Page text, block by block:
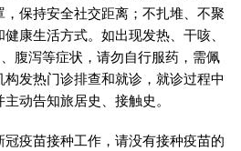
保持安全社交距离；不扎堆、不聚
康生活方式。如出现发热、干咳、
腹泻等症状，请勿自行服药，需佩
发热门诊排查和就诊，就诊过程中
动告知旅居史、接触史。
疫苗接种工作，请没有接种疫苗的